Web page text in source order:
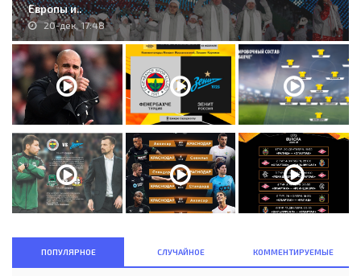
Европы и..
20-дек, 17:48
ПОПУЛЯРНОЕ СЛУЧАЙНОЕ КОММЕНТИРУЕМЫЕ